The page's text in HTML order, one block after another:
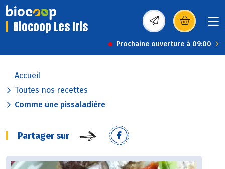
Biocoop Les Iris (s’ouvre dans une
Prochaine ouverture à 09:00
Accueil
Toutes nos recettes
Comme une pissaladière
Partager sur